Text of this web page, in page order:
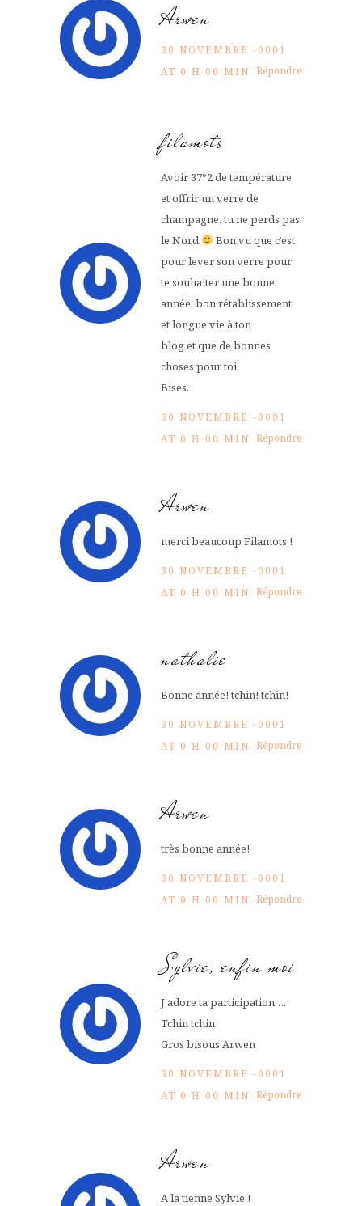
Arwen
30 NOVEMBRE -0001
AT 0 H 00 MIN Répondre
filamots
Avoir 37°2 de température
et offrir un verre de
champagne, tu ne perds pas
le Nord
Bon vu que c’est
pour lever son verre pour
te souhaiter une bonne
année, bon rétablissement
et longue vie à ton
blog et que de bonnes
choses pour toi.
Bises.
30 NOVEMBRE -0001
AT 0 H 00 MIN Répondre
Arwen
merci beaucoup Filamots !
30 NOVEMBRE -0001
AT 0 H 00 MIN Répondre
nathalie
Bonne année! tchin! tchin!
30 NOVEMBRE -0001
AT 0 H 00 MIN Répondre
Arwen
très bonne année!
30 NOVEMBRE -0001
AT 0 H 00 MIN Répondre
Sylvie, enfin moi
J’adore ta participation….
Tchin tchin
Gros bisous Arwen
30 NOVEMBRE -0001
AT 0 H 00 MIN Répondre
Arwen
A la tienne Sylvie !